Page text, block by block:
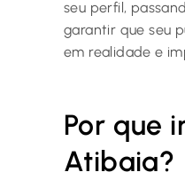
seu perfil,
garantir que seu
em realidade e
Por que
Atibaia?